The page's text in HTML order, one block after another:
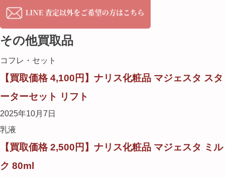
その他買取品
コフレ・セット
【買取価格 4,100円】ナリス化粧品 マジェスタ スタ
ーターセット リフト
2025年10月7日
乳液
【買取価格 2,500円】ナリス化粧品 マジェスタ ミル
ク 80ml